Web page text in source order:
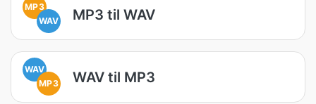
MP3
WAV
MP3 til WAV
WAV
MP3
WAV til MP3